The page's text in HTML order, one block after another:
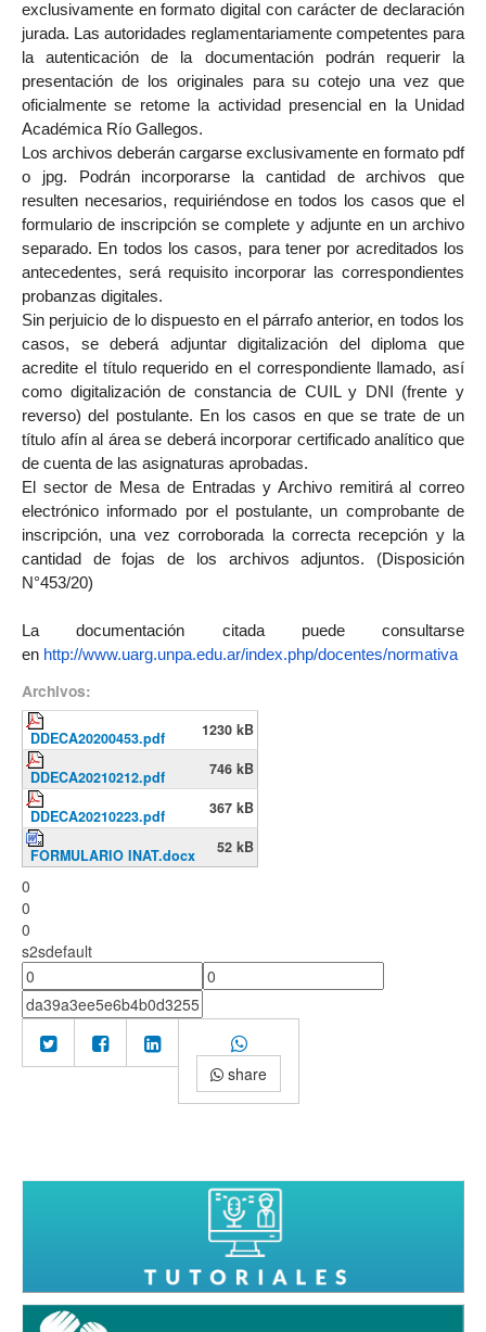
exclusivamente en formato digital con carácter de declaración
jurada. Las autoridades reglamentariamente competentes para
la autenticación de la documentación podrán requerir la
presentación de los originales para su cotejo una vez que
oficialmente se retome la actividad presencial en la Unidad
Académica Río Gallegos.
Los archivos deberán cargarse exclusivamente en formato pdf
o jpg. Podrán incorporarse la cantidad de archivos que
resulten necesarios, requiriéndose en todos los casos que el
formulario de inscripción se complete y adjunte en un archivo
separado. En todos los casos, para tener por acreditados los
antecedentes, será requisito incorporar las correspondientes
probanzas digitales.
Sin perjuicio de lo dispuesto en el párrafo anterior, en todos los
casos, se deberá adjuntar digitalización del diploma que
acredite el título requerido en el correspondiente llamado, así
como digitalización de constancia de CUIL y DNI (frente y
reverso) del postulante. En los casos en que se trate de un
título afín al área se deberá incorporar certificado analítico que
de cuenta de las asignaturas aprobadas.
El sector de Mesa de Entradas y Archivo remitirá al correo
electrónico informado por el postulante, un comprobante de
inscripción, una vez corroborada la correcta recepción y la
cantidad de fojas de los archivos adjuntos. (Disposición
N°453/20)
La documentación citada puede consultarse
en http://www.uarg.unpa.edu.ar/index.php/docentes/normativa
Archivos:
DDECA20200453.pdf 1230 kB
DDECA20210212.pdf 746 kB
DDECA20210223.pdf 367 kB
FORMULARIO INAT.docx 52 kB
0
0
0
s2sdefault
share